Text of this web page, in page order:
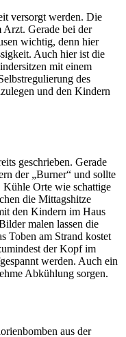
versorgt werden. Die
Arzt. Gerade bei der
wichtig, denn hier
Auch hier ist die
mit einem
des
und den Kindern
geschrieben. Gerade
der „Burner“ und sollte
Kühle Orte wie schattige
die Mittagshitze
den Kindern im Haus
malen lassen die
Toben am Strand kostet
der Kopf im
werden. Auch ein
Abkühlung sorgen.
aus der